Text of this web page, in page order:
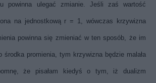
powinna ulegać zmianie. Jeśli zaś wartość
na jednostkową r = 1, wówczas krzywizna
powinna się zmieniać w ten sposób, że im
środka promienia, tym krzywizna będzie malała
że pisałam kiedyś o tym, iż dualizm